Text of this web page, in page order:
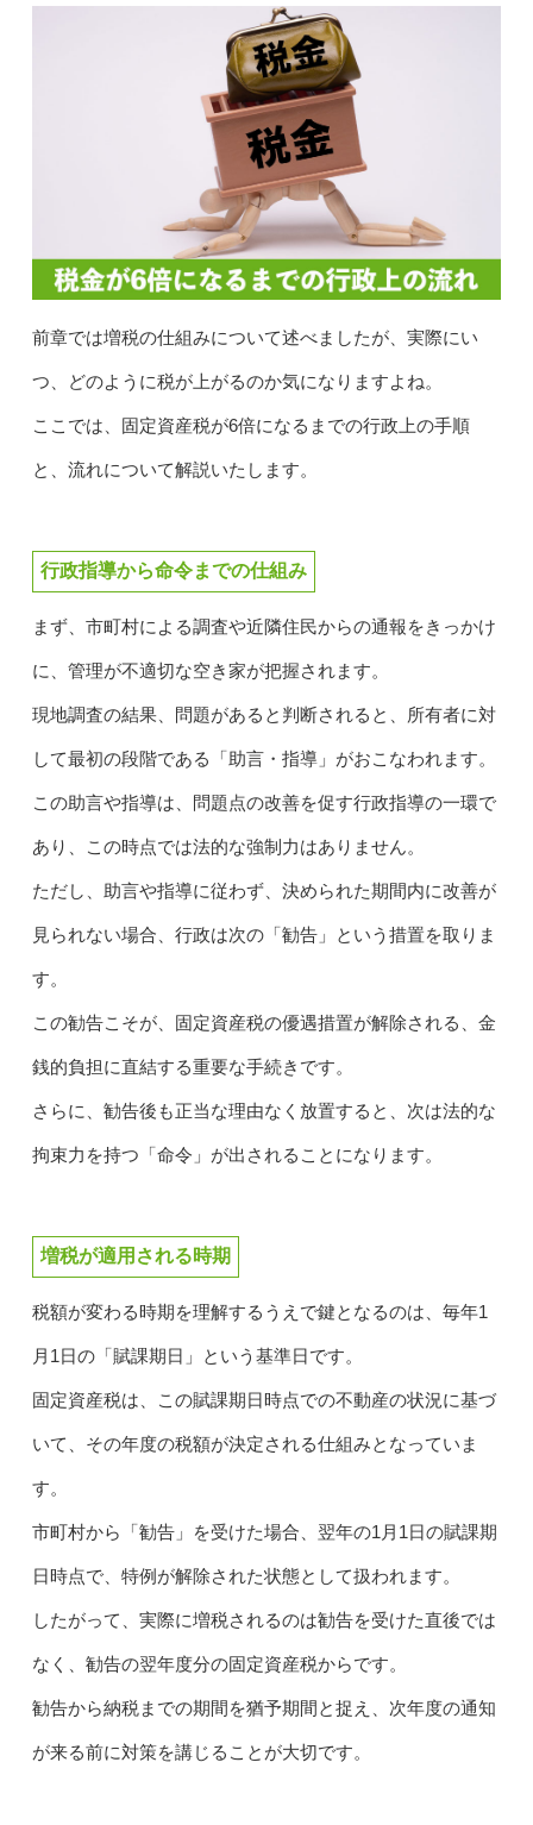
前章では増税の仕組みについて述べましたが、実際にい
つ、どのように税が上がるのか気になりますよね。
ここでは、固定資産税が6倍になるまでの行政上の手順
と、流れについて解説いたします。
行政指導から命令までの仕組み
まず、市町村による調査や近隣住民からの通報をきっかけ
に、管理が不適切な空き家が把握されます。
現地調査の結果、問題があると判断されると、所有者に対
して最初の段階である「助言・指導」がおこなわれます。
この助言や指導は、問題点の改善を促す行政指導の一環で
あり、この時点では法的な強制力はありません。
ただし、助言や指導に従わず、決められた期間内に改善が
見られない場合、行政は次の「勧告」という措置を取りま
す。
この勧告こそが、固定資産税の優遇措置が解除される、金
銭的負担に直結する重要な手続きです。
さらに、勧告後も正当な理由なく放置すると、次は法的な
拘束力を持つ「命令」が出されることになります。
増税が適用される時期
税額が変わる時期を理解するうえで鍵となるのは、毎年1
月1日の「賦課期日」という基準日です。
固定資産税は、この賦課期日時点での不動産の状況に基づ
いて、その年度の税額が決定される仕組みとなっていま
す。
市町村から「勧告」を受けた場合、翌年の1月1日の賦課期
日時点で、特例が解除された状態として扱われます。
したがって、実際に増税されるのは勧告を受けた直後では
なく、勧告の翌年度分の固定資産税からです。
勧告から納税までの期間を猶予期間と捉え、次年度の通知
が来る前に対策を講じることが大切です。